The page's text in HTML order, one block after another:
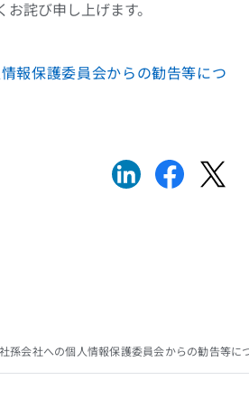
詫び申し上げます。
報保護委員会からの勧告等につ
孫会社への個人情報保護委員会からの勧告等に